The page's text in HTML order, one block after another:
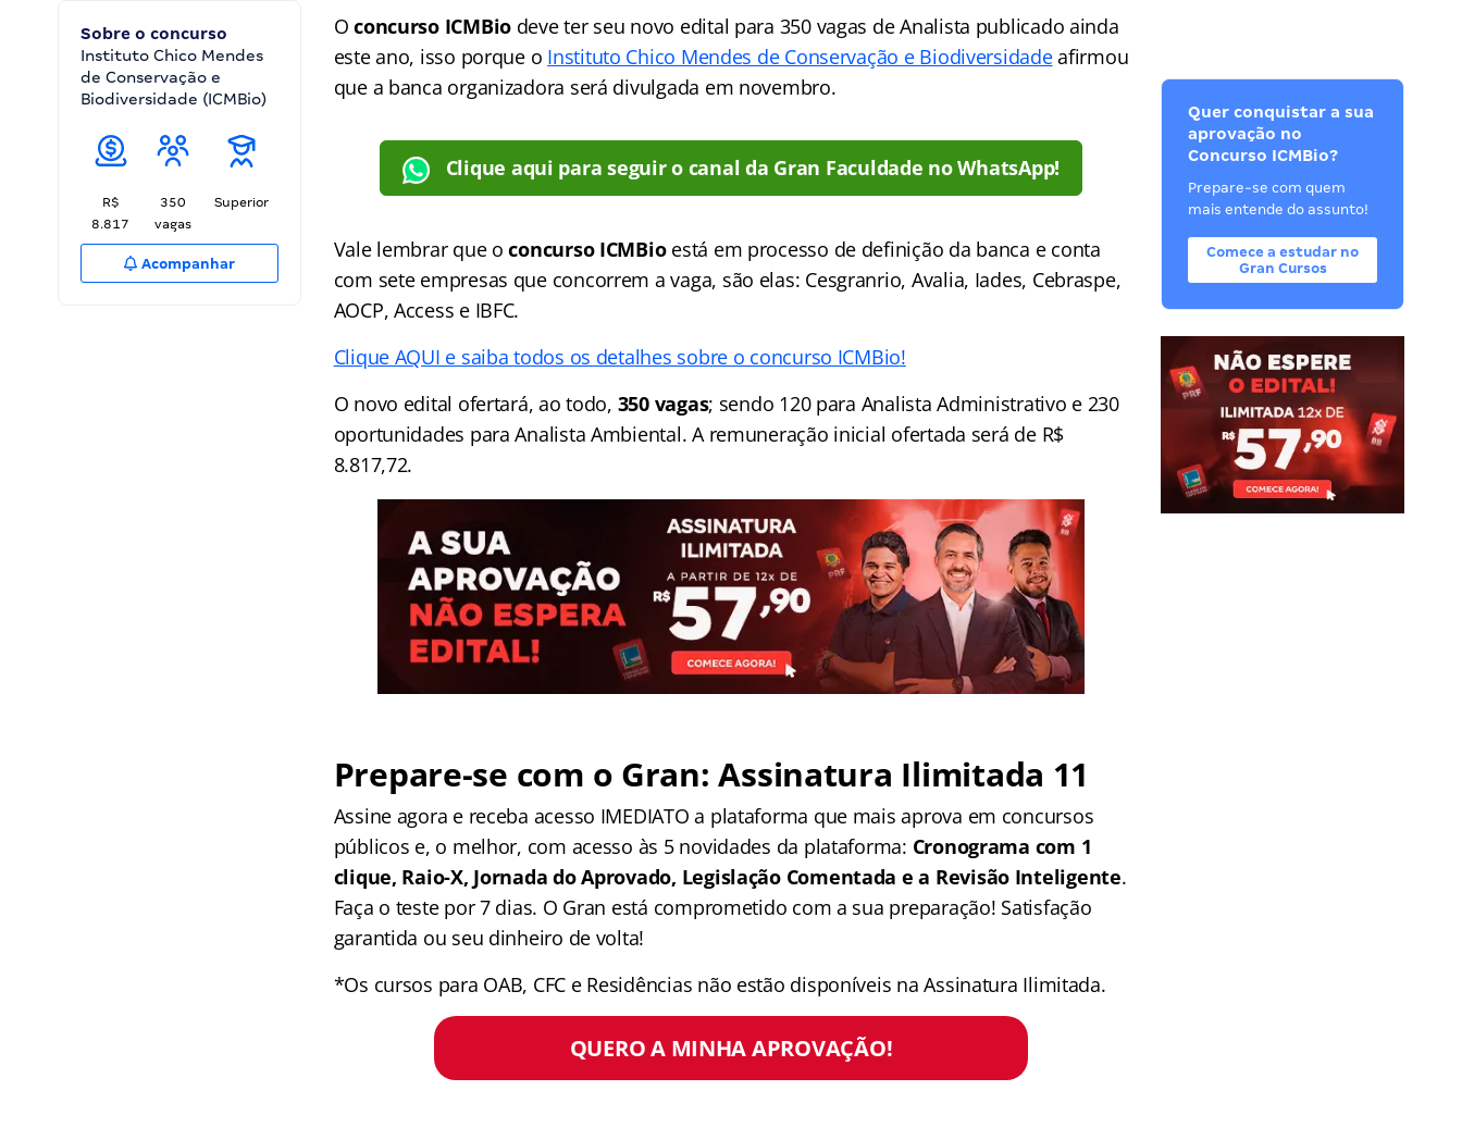
Sobre o concurso
Instituto Chico Mendes
de Conservação e
Biodiversidade (ICMBio)
R$
8.817
350
vagas
Superior
Acompanhar
Oconcurso ICMBio deve ter seu novo edital para 350 vagas de Analista publicado ainda
este ano, isso porque o Instituto Chico Mendes de Conservação e Biodiversidadeafirmou
que a banca organizadora será divulgada em novembro.
Clique aqui para seguir o canal da Gran Faculdade no WhatsApp!
Vale lembrar que oconcurso ICMBioestá em processo de definição da banca e conta
com sete empresas que concorrem a vaga, são elas: Cesgranrio, Avalia, Iades, Cebraspe,
AOCP, Access e IBFC.
Clique AQUI e saiba todos os detalhes sobre o concurso ICMBio!
O novo edital ofertará, ao todo, 350 vagas; sendo 120 para Analista Administrativo e 230
oportunidades para Analista Ambiental. A remuneração inicial ofertada será de R$
8.817,72.
Prepare-se com o Gran: Assinatura Ilimitada 11
Assine agora e receba acesso IMEDIATO a plataforma que mais aprova em concursos
públicos e, o melhor, com acesso às 5 novidades da plataforma: Cronograma com 1
clique, Raio-X, Jornada do Aprovado, Legislação Comentada e a Revisão Inteligente.
Faça o teste por 7 dias. O Gran está comprometido com a sua preparação! Satisfação
garantida ou seu dinheiro de volta!
*Os cursos para OAB, CFC e Residências não estão disponíveis na Assinatura Ilimitada.
QUERO A MINHA APROVAÇÃO!
Quer conquistar a sua
aprovação no
Concurso ICMBio?
Prepare-se com quem
mais entende do assunto!
Comece a estudar no
Gran Cursos